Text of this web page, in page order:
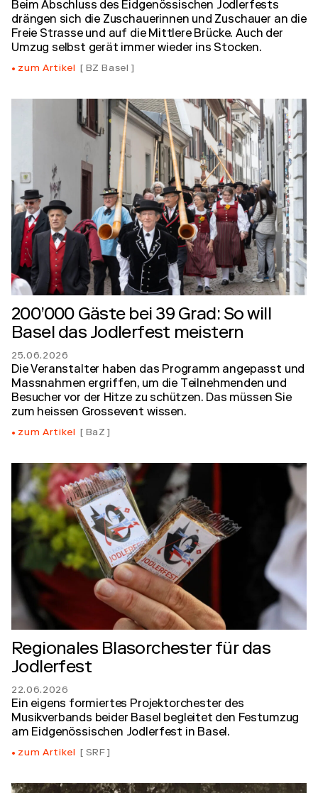
Beim Abschluss des Eidgenössischen Jodlerfests
drängen sich die Zuschauerinnen und Zuschauer an die
Freie Strasse und auf die Mittlere Brücke. Auch der
Umzug selbst gerät immer wieder ins Stocken.
zum Artikel BZ Basel
200’000 Gäste bei 39 Grad: So will
Basel das Jodlerfest meistern
25.06.2026
Die Veranstalter haben das Programm angepasst und
Massnahmen ergriffen, um die Teilnehmenden und
Besucher vor der Hitze zu schützen. Das müssen Sie
zum heissen Grossevent wissen.
zum Artikel BaZ
Regionales Blasorchester für das
Jodlerfest
22.06.2026
Ein eigens formiertes Projektorchester des
Musikverbands beider Basel begleitet den Festumzug
am Eidgenössischen Jodlerfest in Basel.
zum Artikel SRF